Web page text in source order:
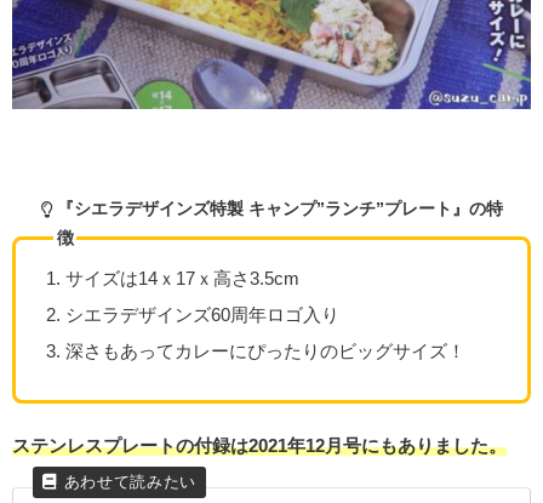
『シエラデザインズ特製 キャンプ”ランチ”プレート』の特
徴
サイズは14ｘ17ｘ高さ3.5cm
シエラデザインズ60周年ロゴ入り
深さもあってカレーにぴったりのビッグサイズ！
ステンレスプレートの付録は2021年12月号にもありました。